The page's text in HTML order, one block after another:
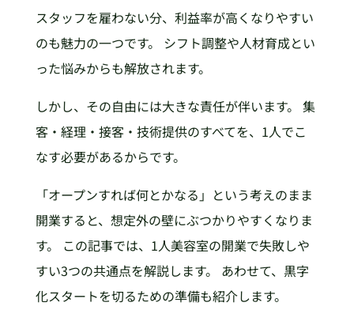
スタッフを雇わない分、利益率が高くなりやすい
のも魅力の一つです。 シフト調整や人材育成とい
った悩みからも解放されます。
しかし、その自由には大きな責任が伴います。 集
客・経理・接客・技術提供のすべてを、1人でこ
なす必要があるからです。
「オープンすれば何とかなる」という考えのまま
開業すると、想定外の壁にぶつかりやすくなりま
す。 この記事では、1人美容室の開業で失敗しや
すい3つの共通点を解説します。 あわせて、黒字
化スタートを切るための準備も紹介します。